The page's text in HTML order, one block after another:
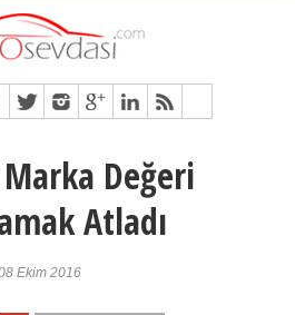
Değeri
Atladı
Ekim 2016